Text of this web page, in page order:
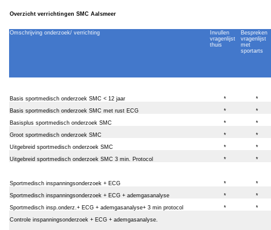
Overzicht verrichtingen SMC Aalsmeer
Omschrijving onderzoek/ verrichting
Invullen
vragenlijst
thuis
Bespreken
vragenlijst
met
sportarts
Basis sportmedisch onderzoek SMC < 12 jaar *
*
Basis sportmedisch onderzoek SMC met rust ECG
*
*
Basisplus sportmedisch onderzoek SMC
*
*
Groot sportmedisch onderzoek SMC
*
*
Uitgebreid sportmedisch onderzoek SMC
*
*
Uitgebreid sportmedisch onderzoek SMC 3 min. Protocol
* *
Sportmedisch inspanningsonderzoek + ECG *
*
Sportmedisch inspanningsonderzoek + ECG + ademgasanalyse
*
*
Sportmedisch insp.onderz.+ ECG + ademgasanalyse+ 3 min protocol
*
*
Controle inspanningsonderzoek + ECG + ademgasanalyse.